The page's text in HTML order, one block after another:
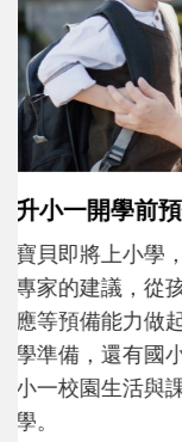
沒有人天生
次「前所未
大。從給予
主、角色認
正嘗試用不